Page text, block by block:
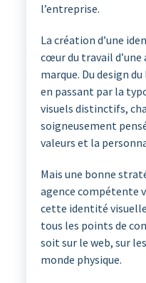
l’entreprise.
La création d’une
cœur du travail d’une
marque. Du design
en passant par la
visuels distinctifs,
soigneusement
valeurs et la
Mais une bonne
agence compétente
cette identité
tous les points de
soit sur le web, sur
monde physique.